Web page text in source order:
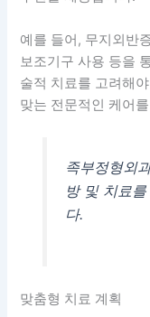
예를 들어, 무지외반
보조기구 사용 등을
술적 치료를 고려해
맞는 전문적인 케어
족부정형외
방 및 치료
다.
맞춤형 치료 계획